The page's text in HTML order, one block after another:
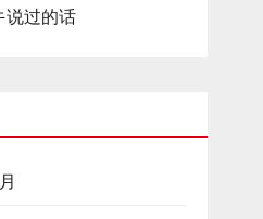
说过的话